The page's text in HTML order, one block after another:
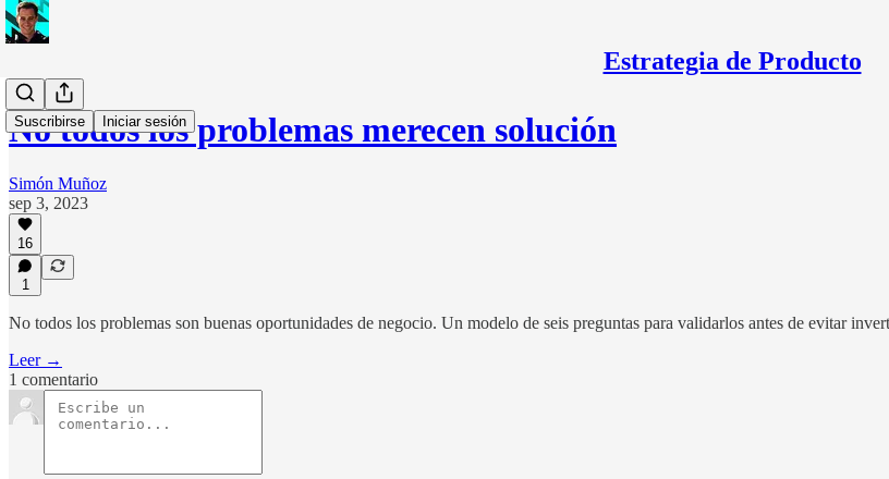
Estrategia de Producto
Suscribirse Iniciar sesión
No todos los problemas merecen solución
Simón Muñoz
sep 3, 2023
16
1
No todos los problemas son buenas oportunidades de negocio. Un modelo de seis preguntas para validarlos antes de evitar
Leer →
1 comentario